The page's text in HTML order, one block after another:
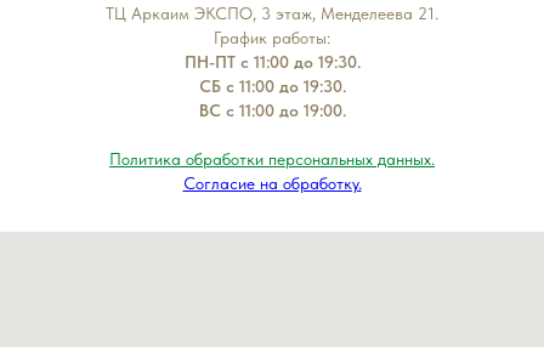
ТЦ Аркаим ЭКСПО, 3 этаж, Менделеева 21.
График работы:
ПН-ПТ с 11:00 до 19:30.
СБ с 11:00 до 19:30.
ВС с 11:00 до 19:00.
Политика обработки персональных данных.
Согласие на обработку.